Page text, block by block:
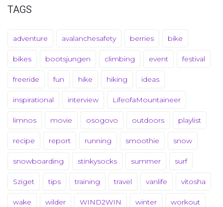
TAGS
adventure avalanchesafety berries bike
bikes bootsjungen climbing event festival
freeride fun hike hiking ideas
inspirational interview LifeofaMountaineer
limnos movie osogovo outdoors playlist
recipe report running smoothie snow
snowboarding stinkysocks summer surf
Sziget tips training travel vanlife vitosha
wake wilder WIND2WIN winter workout